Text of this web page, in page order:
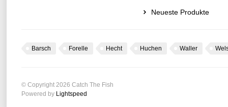
Neueste Produkte
Barsch Forelle Hecht Huchen Waller
© Copyright 2026 Catch The Fish
Powered by Lightspeed